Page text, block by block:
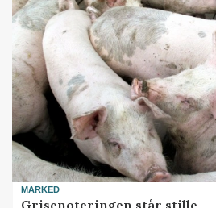
MARKED
Grisenoteringen står stille